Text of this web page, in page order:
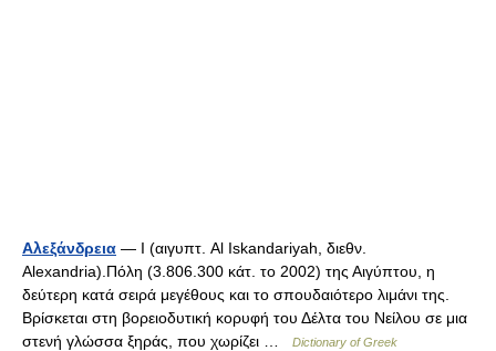
Αλεξάνδρεια — I (αιγυπτ. Al Iskandariyah, διεθν.
Alexandria).Πόλη (3.806.300 κάτ. το 2002) της Αιγύπτου, η
δεύτερη κατά σειρά μεγέθους και το σπουδαιότερο λιμάνι της.
Βρίσκεται στη βορειοδυτική κορυφή του Δέλτα του Νείλου σε μια
στενή γλώσσα ξηράς, που χωρίζει …
Dictionary of Greek